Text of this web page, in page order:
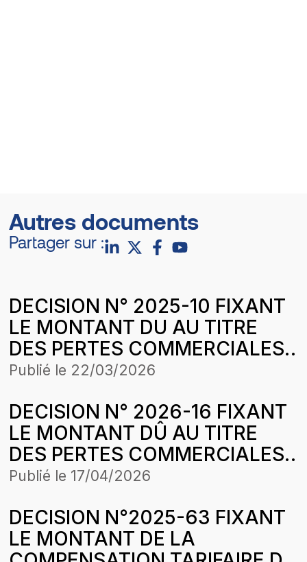
Autres documents
Partager sur :
DECISION N° 2025-10 FIXANT
LE MONTANT DU AU TITRE
DES PERTES COMMERCIALES
SUBIES PAR LA SOCIETE VIVO
PERIODE D’APPLICATION DE
LA STRUCTURE DES PRIX DES
PRODUITS PETROLIERS DU 17
AOUT AU 14 SEPTEMBRE 2024
Publié le 22/03/2026
DECISION N° 2026-16 FIXANT
LE MONTANT DÛ AU TITRE
DES PERTES COMMERCIALES
SUBIES PAR LA SOCIETE
BOUSSO SA SUITE AUX
CESSIONS DE GAZ BUTANE
Publié le 17/04/2026
DECISION N°2025-63 FIXANT
LE MONTANT DE LA